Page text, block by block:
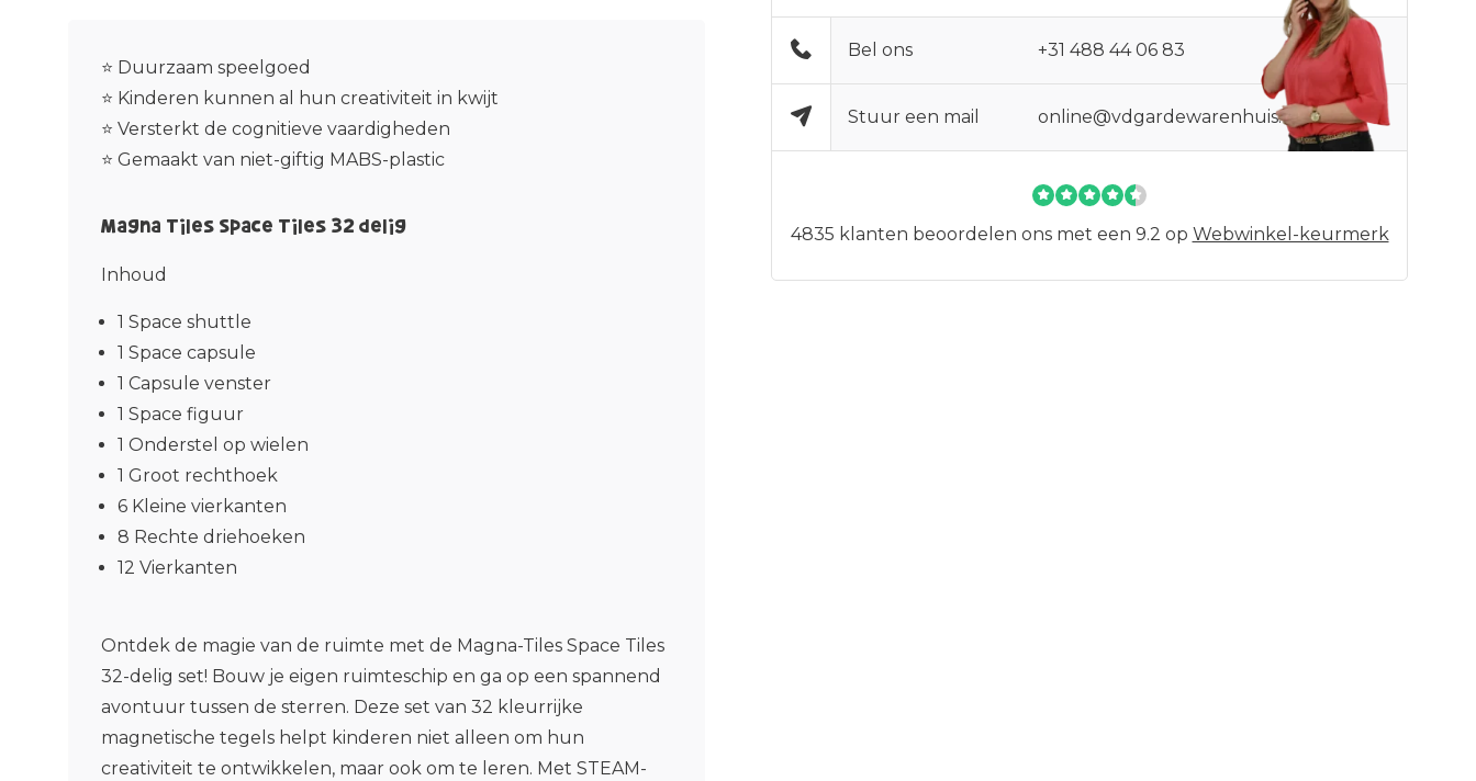
⭐ Duurzaam speelgoed
⭐ Kinderen kunnen al hun creativiteit in kwijt
⭐ Versterkt de cognitieve vaardigheden
⭐ Gemaakt van niet-giftig MABS-plastic
Magna Tiles Space Tiles 32 delig
Inhoud
1 Space shuttle
1 Space capsule
1 Capsule venster
1 Space figuur
1 Onderstel op wielen
1 Groot rechthoek
6 Kleine vierkanten
8 Rechte driehoeken
12 Vierkanten
Ontdek de magie van de ruimte met de Magna-Tiles Space Tiles
32-delig set! Bouw je eigen ruimteschip en ga op een spannend
avontuur tussen de sterren. Deze set van 32 kleurrijke
magnetische tegels helpt kinderen niet alleen om hun
creativiteit te ontwikkelen, maar ook om te leren. Met STEAM-
Bel ons +31 488 44 06 83
Stuur een mail online@vdgardewarenhuis.nl
4835 klanten beoordelen ons met een 9.2 op Webwinkel-keurmerk